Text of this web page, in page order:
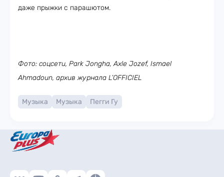
даже прыжки с парашютом.
Фото: соцсети, Park Jongha, Axle Jozef, Ismael
Ahmadoun, архив журнала L’OFFICIEL
Музыка Музыка Пегги Гу